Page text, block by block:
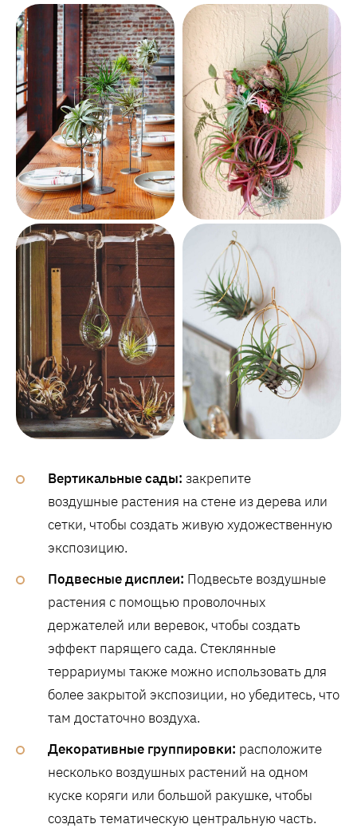
Вертикальные сады: закрепите
воздушные растения на стене из дерева или
сетки, чтобы создать живую художественную
экспозицию.
Подвесные дисплеи: Подвесьте воздушные
растения с помощью проволочных
держателей или веревок, чтобы создать
эффект парящего сада. Стеклянные
террариумы также можно использовать для
более закрытой экспозиции, но убедитесь, что
там достаточно воздуха.
Декоративные группировки: расположите
несколько воздушных растений на одном
куске коряги или большой ракушке, чтобы
создать тематическую центральную часть.